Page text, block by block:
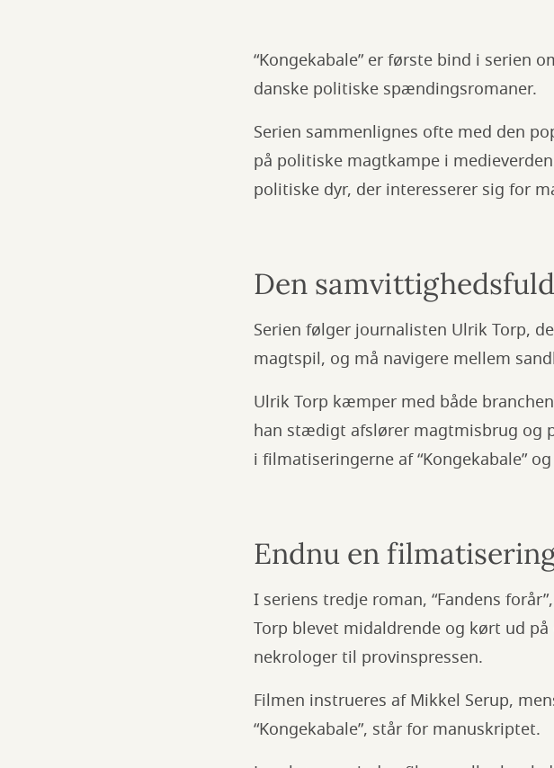
“Kongekabale” er første bind i serien
danske politiske spændingsromaner.
Serien sammenlignes ofte med den
på politiske magtkampe i
politiske dyr, der interesserer sig for
Den
Serien følger journalisten Ulrik Torp,
magtspil, og må navigere mellem
Ulrik Torp kæmper med både
han stædigt afslører magtmisbrug og
i filmatiseringerne af “Kongekabale” og
Endnu en
I seriens tredje roman, “Fandens
Torp blevet midaldrende og kørt ud
nekrologer til provinspressen.
Filmen instrueres af Mikkel Serup,
“Kongekabale”, står for manuskriptet.